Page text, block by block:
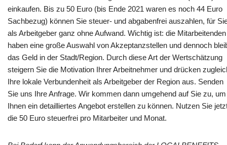
einkaufen. Bis zu 50 Euro (bis Ende 2021 waren es noch 44 Euro
Sachbezug) können Sie steuer- und abgabenfrei auszahlen, für
als Arbeitgeber ganz ohne Aufwand. Wichtig ist: die Mitarbeitenden
haben eine große Auswahl von Akzeptanzstellen und dennoch
das Geld in der Stadt/Region. Durch diese Art der Wertschätzung
steigern Sie die Motivation Ihrer Arbeitnehmer und drücken
Ihre lokale Verbundenheit als Arbeitgeber der Region aus. Senden
Sie uns Ihre Anfrage. Wir kommen dann umgehend auf Sie zu, um
Ihnen ein detailliertes Angebot erstellen zu können. Nutzen Sie
die 50 Euro steuerfrei pro Mitarbeiter und Monat.